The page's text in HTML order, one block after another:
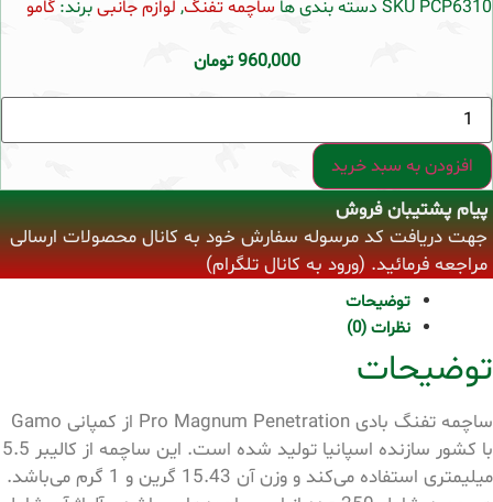
SKU PCP6310 دسته بندی ها ساچمه تفنگ, لوازم جانبیبرند: گامو
960,000 تومان
ساچمه
گامو
پرومگنوم
کالیبر
5.5
عدد
افزودن به سبد خرید
پیام پشتیبان فروش
جهت دریافت کد مرسوله سفارش خود به کانال محصولات ارسالی
مراجعه فرمائید. (ورود به کانال تلگرام)
توضیحات
نظرات (0)
توضیحات
ساچمه تفنگ بادی Pro Magnum Penetration از کمپانی Gamo
با کشور سازنده اسپانیا تولید شده است. این ساچمه از کالیبر 5.5
میلیمتری استفاده می‌کند و وزن آن 15.43 گرین و 1 گرم می‌باشد.